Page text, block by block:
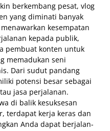
berkembang pesat, vlog
yang diminati banyak
kesempatan
kepada publik,
pembuat konten untuk
memadukan seni
Dari sudut pandang
potensi besar sebagai
jasa perjalanan.
di balik kesuksesan
terdapat kerja keras dan
Anda dapat berjalan-